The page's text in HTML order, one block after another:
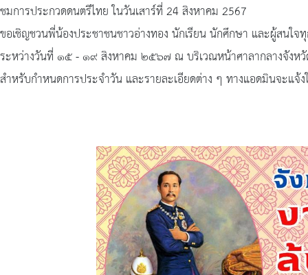
ชมการประกวดดนตรีไทย ในวันเสาร์ที่ 24 สิงหาคม 2567
ขอเชิญชวนพี่น้องประชาชนชาวอ่างทอง นักเรียน นักศึกษา และผู้สนใ
ระหว่างวันที่ ๑๕ - ๑๙ สิงหาคม ๒๕๖๗ ณ บริเวณหน้าศาลากลางจังหวั
สำหรับกำหนดการประจำวัน และรายละเอียดต่าง ๆ ทางแอดมินจะแจ้